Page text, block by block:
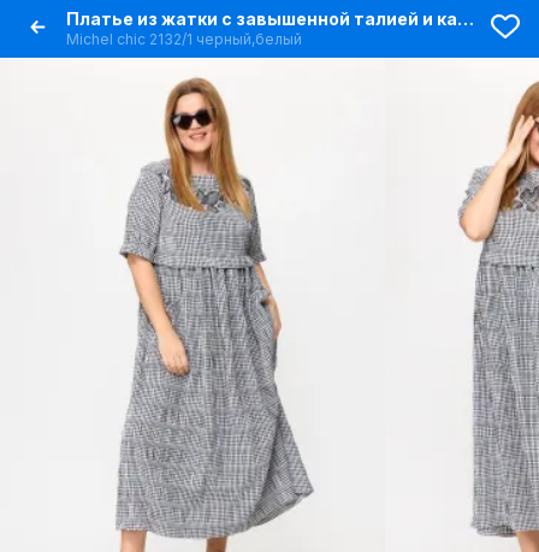
Платье из жатки с завышенной талией и карманами
Michel chic 2132/1 черный,белый